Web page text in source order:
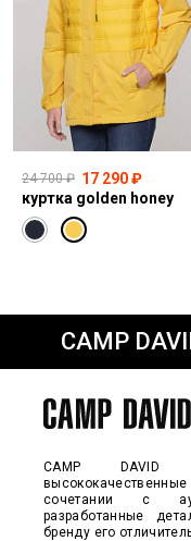
24 700 ₽ 17 290 ₽
куртка golden honey
CAMP
CAMP
сочетании с
разработанные
бренду его